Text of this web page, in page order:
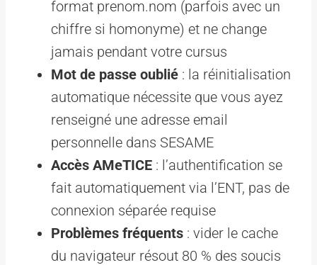
format prenom.nom (parfois avec un
chiffre si homonyme) et ne change
jamais pendant votre cursus
Mot de passe oublié : la réinitialisation
automatique nécessite que vous ayez
renseigné une adresse email
personnelle dans SESAME
Accès AMeTICE : l’authentification se
fait automatiquement via l’ENT, pas de
connexion séparée requise
Problèmes fréquents : vider le cache
du navigateur résout 80 % des soucis